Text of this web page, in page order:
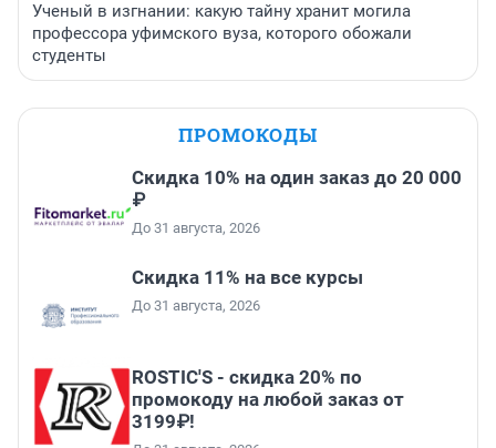
Ученый в изгнании: какую тайну хранит могила
профессора уфимского вуза, которого обожали
студенты
ПРОМОКОДЫ
Скидка 10% на один заказ до 20 000
₽
До 31 августа, 2026
Скидка 11% на все курсы
До 31 августа, 2026
ROSTIC'S - скидка 20% по
промокоду на любой заказ от
3199₽!